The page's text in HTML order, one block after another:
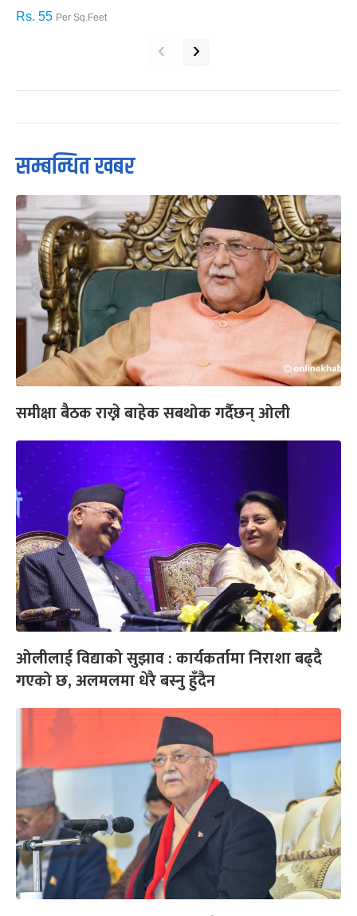
Rs. 55 Per Sq.Feet
‹ ›
सम्बन्धित खबर
समीक्षा बैठक राख्ने बाहेक सबथोक गर्दैछन् ओली
ओलीलाई विद्याको सुझाव : कार्यकर्तामा निराशा बढ्दै
गएको छ, अलमलमा धेरै बस्नु हुँदैन